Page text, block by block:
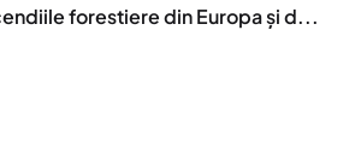
forestiere din Europa și d...